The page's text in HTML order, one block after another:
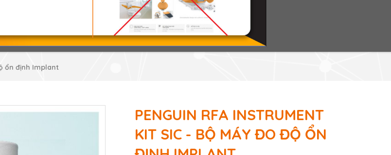
ổn định Implant
PENGUIN RFA INSTRUMENT
KIT SIC - BỘ MÁY ĐO ĐỘ ỔN